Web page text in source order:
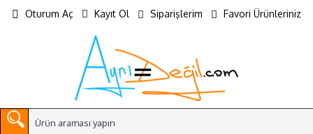
Oturum Aç Kayıt Ol Siparişlerim Favori Ürünleriniz